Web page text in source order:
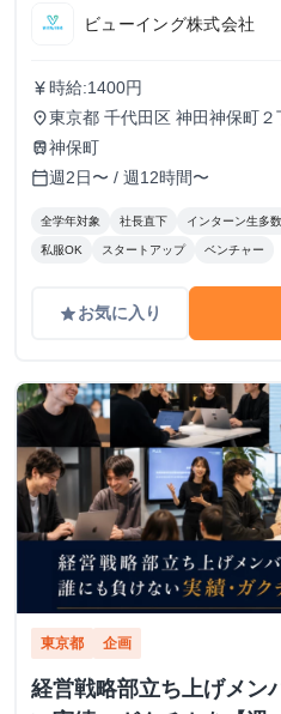
ビューイング株式会社
currency_yen 時給:1400円
place東京都 千代田区 神田神保町２
５０２号室
train神保町
calendar_today週2日〜 / 週12時間〜
全学年対象 社長直下 インターン生多数
私服OK スタートアップ ベンチャー
gradeお気に入り
東京都 企画
経営戦略部立ち上げメン